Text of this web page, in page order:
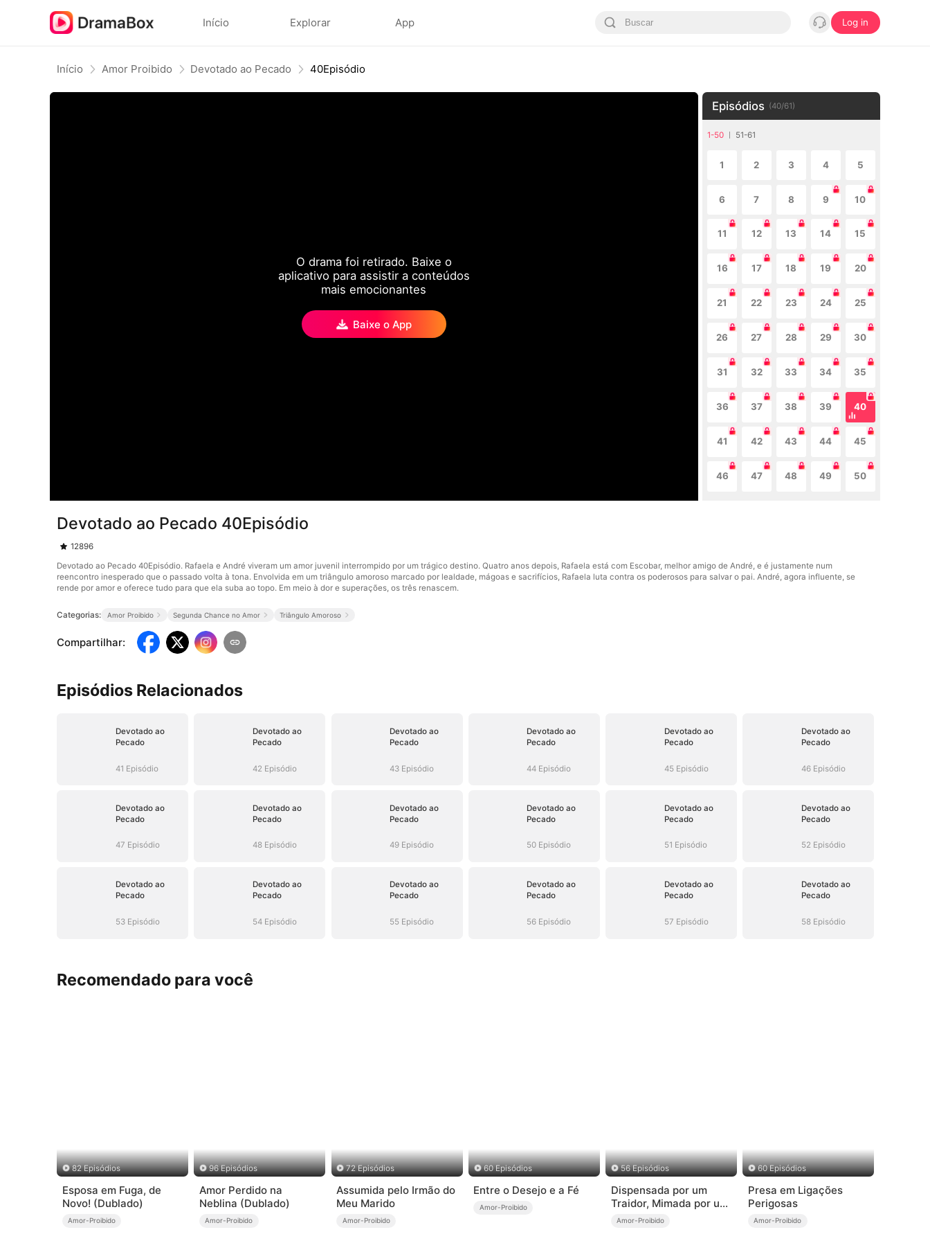
Início Explorar App Log in
Início Amor Proibido Devotado ao Pecado 40Episódio
O drama foi retirado. Baixe o
aplicativo para assistir a conteúdos
mais emocionantes
Baixe o App
Episódios (40/61)
1-50 51-61
1 2 3 4 5
6 7 8 9 10
11 12 13 14 15
16 17 18 19 20
21 22 23 24 25
26 27 28 29 30
31 32 33 34 35
36 37 38 39 40
41 42 43 44 45
46 47 48 49 50
Devotado ao Pecado 40Episódio
12896
Devotado ao Pecado 40Episódio. Rafaela e André viveram um amor juvenil interrompido por um trágico destino. Quatro anos depois, Rafaela está com Escobar, melhor amigo de André, e é justamente num
reencontro inesperado que o passado volta à tona. Envolvida em um triângulo amoroso marcado por lealdade, mágoas e sacrifícios, Rafaela luta contra os poderosos para salvar o pai. André, agora influente, se
rende por amor e oferece tudo para que ela suba ao topo. Em meio à dor e superações, os três renascem.
Categorias: Amor Proibido Segunda Chance no Amor Triângulo Amoroso
Compartilhar:
Episódios Relacionados
Devotado ao
Pecado
41 Episódio
Devotado ao
Pecado
42 Episódio
Devotado ao
Pecado
43 Episódio
Devotado ao
Pecado
44 Episódio
Devotado ao
Pecado
45 Episódio
Devotado ao
Pecado
46 Episódio
Devotado ao
Pecado
47 Episódio
Devotado ao
Pecado
48 Episódio
Devotado ao
Pecado
49 Episódio
Devotado ao
Pecado
50 Episódio
Devotado ao
Pecado
51 Episódio
Devotado ao
Pecado
52 Episódio
Devotado ao
Pecado
53 Episódio
Devotado ao
Pecado
54 Episódio
Devotado ao
Pecado
55 Episódio
Devotado ao
Pecado
56 Episódio
Devotado ao
Pecado
57 Episódio
Devotado ao
Pecado
58 Episódio
Recomendado para você
82 Episódios
Esposa em Fuga, de
Novo! (Dublado)
Amor-Proibido
96 Episódios
Amor Perdido na
Neblina (Dublado)
Amor-Proibido
72 Episódios
Assumida pelo Irmão do
Meu Marido
Amor-Proibido
60 Episódios
Entre o Desejo e a Fé
Amor-Proibido
56 Episódios
Dispensada por um
Traidor, Mimada por um
Bilionário
Amor-Proibido
60 Episódios
Presa em Ligações
Perigosas
Amor-Proibido